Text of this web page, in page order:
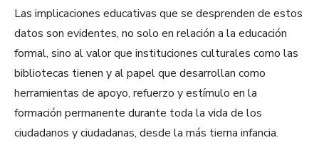
Las implicaciones educativas que se desprenden de estos
datos son evidentes, no solo en relación a la educación
formal, sino al valor que instituciones culturales como las
bibliotecas tienen y al papel que desarrollan como
herramientas de apoyo, refuerzo y estímulo en la
formación permanente durante toda la vida de los
ciudadanos y ciudadanas, desde la más tierna infancia.